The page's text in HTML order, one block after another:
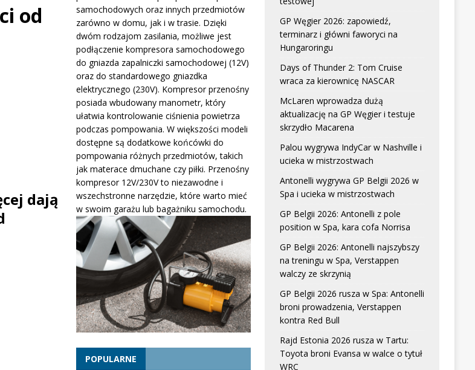
i ucieka w mistrzostwach
WIADOMOŚCI
i pierwsze wrażenia z jazdy testowej
od
dają
samochodowych oraz innych przedmiotów
zarówno w domu, jak i w trasie. Dzięki
dwóm rodzajom zasilania, możliwe jest
podłączenie kompresora samochodowego
do gniazda zapalniczki samochodowej (12V)
oraz do standardowego gniazdka
elektrycznego (230V). Kompresor przenośny
posiada wbudowany manometr, który
ułatwia kontrolowanie ciśnienia powietrza
podczas pompowania. W większości modeli
dostępne są dodatkowe końcówki do
pompowania różnych przedmiotów, takich
jak materace dmuchane czy piłki. Przenośny
kompresor 12V/230V to niezawodne i
wszechstronne narzędzie, które warto mieć
w swoim garażu lub bagażniku samochodu.
POPULARNE
GP Węgier 2026: zapowiedź,
terminarz i główni faworyci na
Hungaroringu
Days of Thunder 2: Tom Cruise
wraca za kierownicę NASCAR
McLaren wprowadza dużą
aktualizację na GP Węgier i testuje
skrzydło Macarena
Palou wygrywa IndyCar w Nashville i
ucieka w mistrzostwach
Antonelli wygrywa GP Belgii 2026 w
Spa i ucieka w mistrzostwach
GP Belgii 2026: Antonelli z pole
position w Spa, kara cofa Norrisa
GP Belgii 2026: Antonelli najszybszy
na treningu w Spa, Verstappen
walczy ze skrzynią
GP Belgii 2026 rusza w Spa: Antonelli
broni prowadzenia, Verstappen
kontra Red Bull
Rajd Estonia 2026 rusza w Tartu:
Toyota broni Evansa w walce o tytuł
WRC